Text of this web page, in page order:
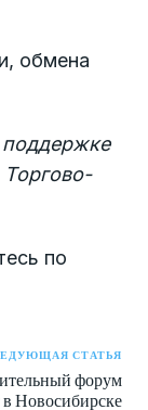
обмена
Торгово-
по
СТАТЬЯ
форум
Новосибирске